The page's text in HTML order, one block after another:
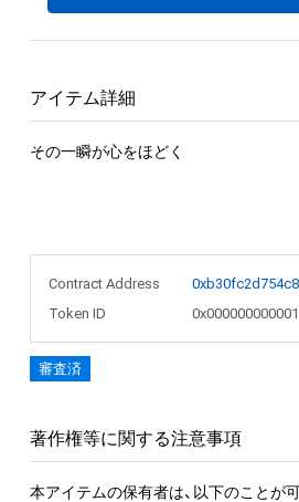
アイテム詳細
その一瞬が心をほどく
Contract Address
Token ID
審査済
著作権等に関する注意事項
本アイテムの保有者は、以下のことが可